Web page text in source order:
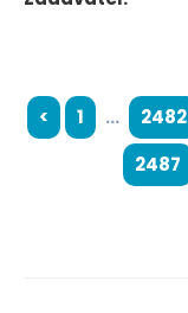
< 1 ... 2482
2487